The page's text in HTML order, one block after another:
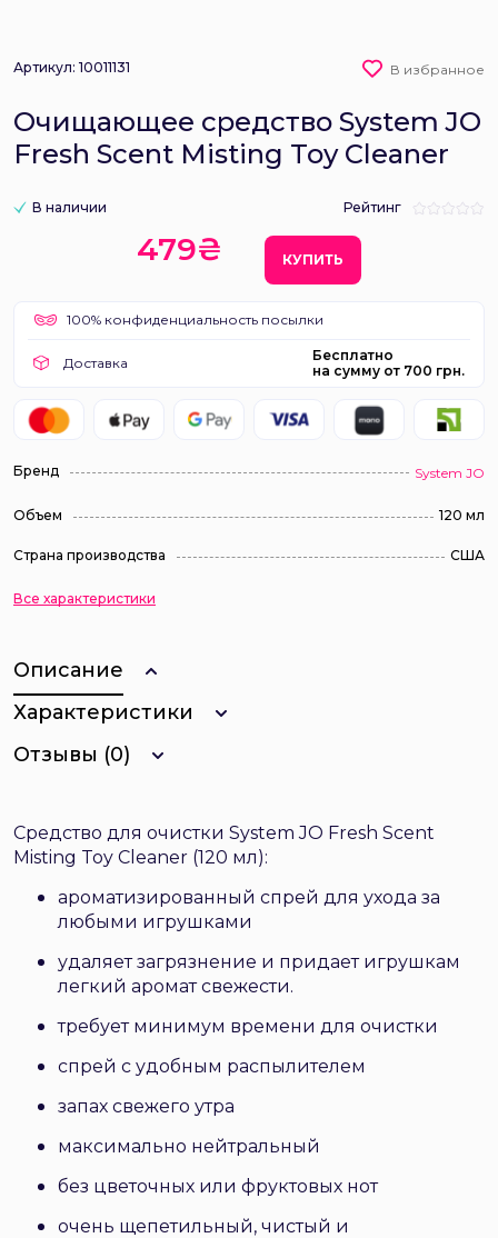
Артикул: 10011131 В избранное
Очищающее средство System JO
Fresh Scent Misting Toy Cleaner
В наличии Рейтинг
479₴ КУПИТЬ
100% конфиденциальность посылки
Доставка
Бесплатно
на сумму от 700 грн.
Бренд System JO
Объем 120 мл
Страна производства США
Все характеристики
Описание
Характеристики
Отзывы (0)
Средство для очистки System JO Fresh Scent
Misting Toy Cleaner (120 мл):
ароматизированный спрей для ухода за
любыми игрушками
удаляет загрязнение и придает игрушкам
легкий аромат свежести.
требует минимум времени для очистки
спрей с удобным распылителем
запах свежего утра
максимально нейтральный
без цветочных или фруктовых нот
очень щепетильный, чистый и